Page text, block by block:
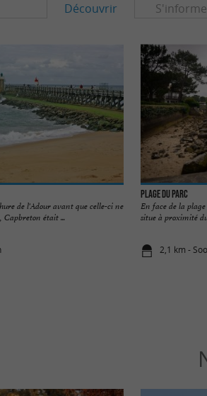
Découvrir
de l'Adour avant que celle-ci ne
Capbreton était ...
Plage du Parc
En face de la plage
situe à proximité
2,1 km -